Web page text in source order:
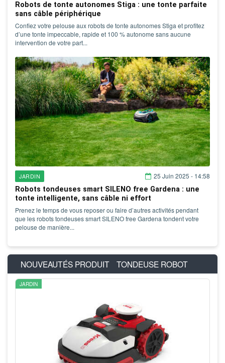
Robots de tonte autonomes Stiga : une tonte parfaite
sans câble périphérique
Confiez votre pelouse aux robots de tonte autonomes Stiga et profitez
d’une tonte impeccable, rapide et 100 % autonome sans aucune
intervention de votre part...
JARDIN
25 Juin 2025 - 14:58
Robots tondeuses smart SILENO free Gardena : une
tonte intelligente, sans câble ni effort
Prenez le temps de vous reposer ou faire d’autres activités pendant
que les robots tondeuses smart SILENO free Gardena tondent votre
pelouse de manière...
NOUVEAUTÉS PRODUIT TONDEUSE ROBOT
JARDIN